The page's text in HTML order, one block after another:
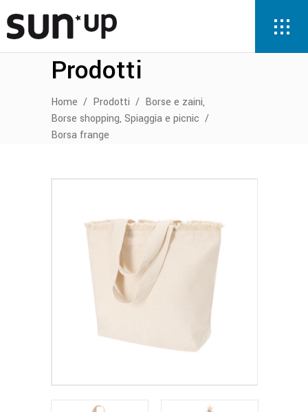
Prodotti
Home / Prodotti / Borse e zaini,
Borse shopping, Spiaggia e picnic /
Borsa frange